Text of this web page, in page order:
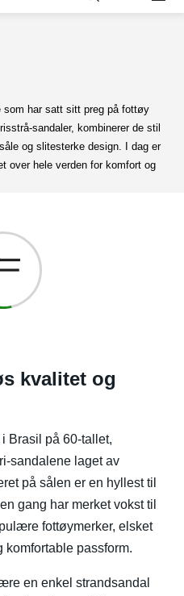
som har satt sitt preg på fottøy
sandaler, kombinerer de stil
og slitesterke design. I dag er
over hele verden for komfort og
kvalitet og
Brasil på 60-tallet,
sandalene laget av
på sålen er en hyllest til
gang har merket vokst til
fottøymerker, elsket
komfortable passform.
en enkel strandsandal